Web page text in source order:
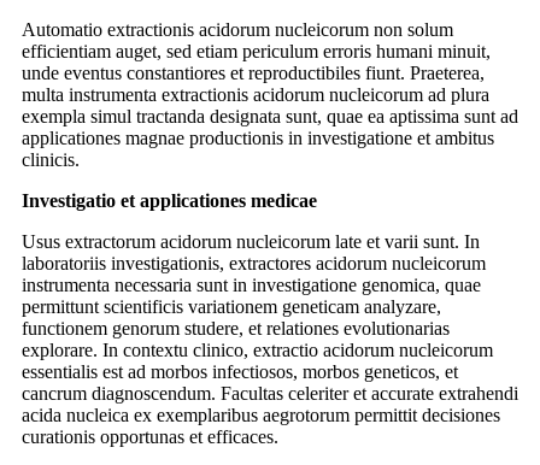
Automatio extractionis acidorum nucleicorum non solum
efficientiam auget, sed etiam periculum erroris humani minuit,
unde eventus constantiores et reproductibiles fiunt. Praeterea,
multa instrumenta extractionis acidorum nucleicorum ad plura
exempla simul tractanda designata sunt, quae ea aptissima sunt ad
applicationes magnae productionis in investigatione et ambitus
clinicis.
Investigatio et applicationes medicae
Usus extractorum acidorum nucleicorum late et varii sunt. In
laboratoriis investigationis, extractores acidorum nucleicorum
instrumenta necessaria sunt in investigatione genomica, quae
permittunt scientificis variationem geneticam analyzare,
functionem genorum studere, et relationes evolutionarias
explorare. In contextu clinico, extractio acidorum nucleicorum
essentialis est ad morbos infectiosos, morbos geneticos, et
cancrum diagnoscendum. Facultas celeriter et accurate extrahendi
acida nucleica ex exemplaribus aegrotorum permittit decisiones
curationis opportunas et efficaces.